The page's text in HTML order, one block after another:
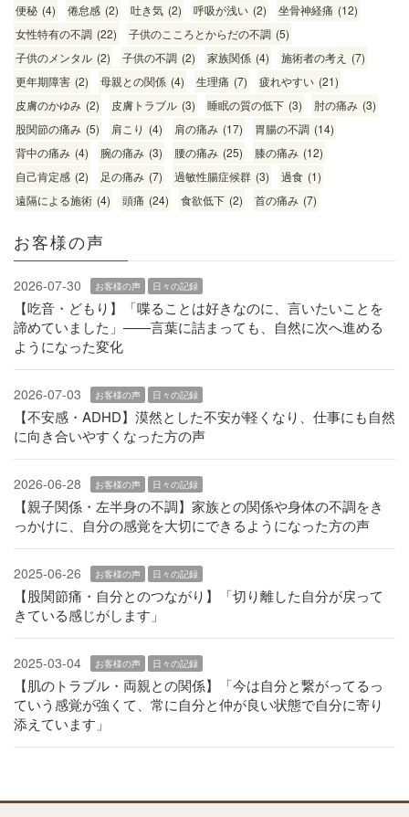
便秘 (4) 倦怠感 (2) 吐き気 (2) 呼吸が浅い (2) 坐骨神経痛 (12)
女性特有の不調 (22) 子供のこころとからだの不調 (5)
子供のメンタル (2) 子供の不調 (2) 家族関係 (4) 施術者の考え (7)
更年期障害 (2) 母親との関係 (4) 生理痛 (7) 疲れやすい (21)
皮膚のかゆみ (2) 皮膚トラブル (3) 睡眠の質の低下 (3) 肘の痛み (3)
股関節の痛み (5) 肩こり (4) 肩の痛み (17) 胃腸の不調 (14)
背中の痛み (4) 腕の痛み (3) 腰の痛み (25) 膝の痛み (12)
自己肯定感 (2) 足の痛み (7) 過敏性腸症候群 (3) 過食 (1)
遠隔による施術 (4) 頭痛 (24) 食欲低下 (2) 首の痛み (7)
お客様の声
2026-07-30 お客様の声 日々の記録
【吃音・どもり】「喋ることは好きなのに、言いたいことを
諦めていました」——言葉に詰まっても、自然に次へ進める
ようになった変化
2026-07-03 お客様の声 日々の記録
【不安感・ADHD】漠然とした不安が軽くなり、仕事にも自然
に向き合いやすくなった方の声
2026-06-28 お客様の声 日々の記録
【親子関係・左半身の不調】家族との関係や身体の不調をき
っかけに、自分の感覚を大切にできるようになった方の声
2025-06-26 お客様の声 日々の記録
【股関節痛・自分とのつながり】「切り離した自分が戻って
きている感じがします」
2025-03-04 お客様の声 日々の記録
【肌のトラブル・両親との関係】「今は自分と繋がってるっ
ていう感覚が強くて、常に自分と仲が良い状態で自分に寄り
添えています」